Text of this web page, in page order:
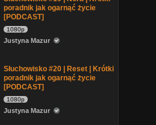
poradnik jak ogarnąć życie
[PODCAST]
1080p
Justyna Mazur
Słuchowisko #20 | Reset | Krótki
poradnik jak ogarnąć życie
[PODCAST]
1080p
Justyna Mazur